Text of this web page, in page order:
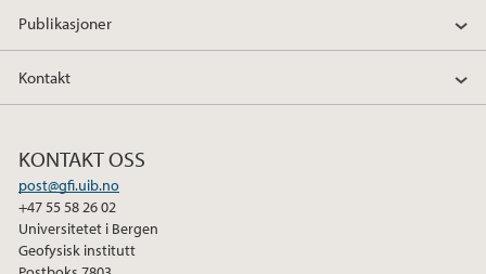
Publikasjoner
Kontakt
KONTAKT OSS
post@gfi.uib.no
+47 55 58 26 02
Universitetet i Bergen
Geofysisk institutt